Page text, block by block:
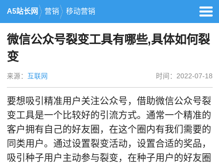
A5站长网 营销 移动营销
微信公众号裂变工具有哪些,具体如何裂
变
来源： 互联网 时间：2022-07-18
要想吸引精准用户关注公众号，借助微信公众号裂
变工具是一个比较好的引流方式。通常一个精准的
客户拥有自己的好友圈，在这个圈内有我们需要的
同类用户。通过设置裂变活动，设置合适的奖品，
吸引种子用户主动参与裂变，在种子用户的好友圈